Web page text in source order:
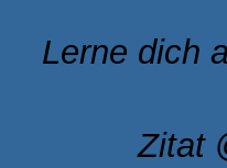
Lerne dich
Zitat